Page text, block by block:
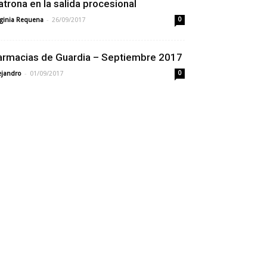
en la salida procesional
Requena - 26/09/2017 0
de Guardia – Septiembre 2017
- 01/09/2017 0